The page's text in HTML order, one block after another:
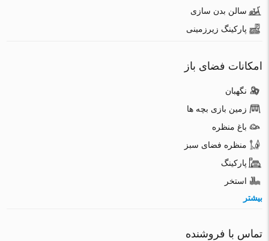
سالن بدن سازی
پارکینگ زیرزمینی
امکانات فضای باز
نگهبان
زمین بازی بچه ها
باغ منظره
منظره فضای سبز
پارکینگ
استخر
بیشتر
تماس با فروشنده